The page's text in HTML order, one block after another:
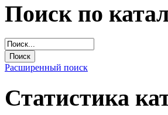
Поиск по
Расширенный поиск
Статистика